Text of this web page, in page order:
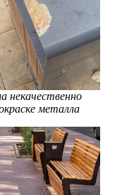
некачественно
металла